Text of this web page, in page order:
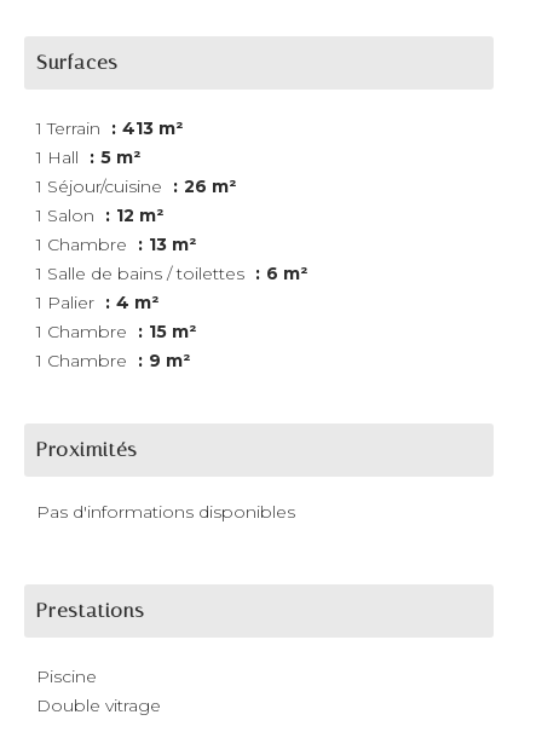
Surfaces
1 Terrain
413 m²
1 Hall
5 m²
1 Séjour/cuisine
26 m²
1 Salon
12 m²
1 Chambre
13 m²
1 Salle de bains / toilettes
6 m²
1 Palier
4 m²
1 Chambre
15 m²
1 Chambre
9 m²
Proximités
Pas d'informations disponibles
Prestations
Piscine
Double vitrage